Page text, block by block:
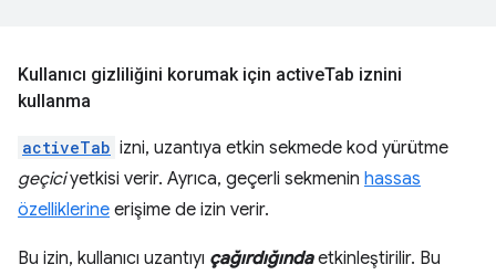
Kullanıcı gizliliğini korumak için activeTab iznini
kullanma
activeTab izni, uzantıya etkin sekmede kod yürütme
geçiciyetkisi verir. Ayrıca, geçerli sekmenin hassas
özelliklerine erişime de izin verir.
Bu izin, kullanıcı uzantıyı çağırdığındaetkinleştirilir. Bu